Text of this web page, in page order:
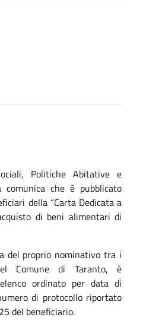
Politiche Abitative e
comunica che è pubblicato
della “Carta Dedicata a
di beni alimentari di
del proprio nominativo tra i
Comune di Taranto, è
ordinato per data di
di protocollo riportato
del beneficiario.